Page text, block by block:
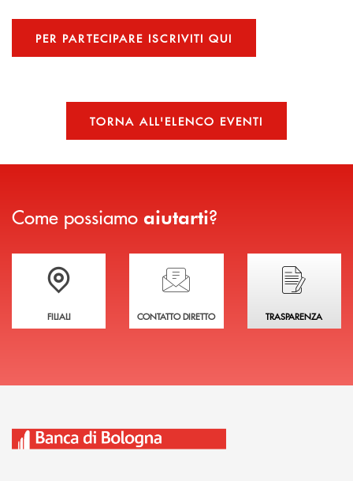
PER PARTECIPARE ISCRIVITI QUI
TORNA ALL'ELENCO EVENTI
Come possiamo aiutarti?
Trova la filiale più vicina a te
FILIALI
Hai bisogno di assistenza immediata?
CONTATTO DIRETTO
Hai bisogno di
TRASPARENZA